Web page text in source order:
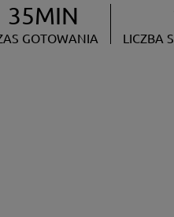
35MIN
GOTOWANIA LICZBA